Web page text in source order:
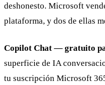
deshonesto. Microsoft
plataforma, y dos de ellas
Copilot Chat — gratuito
superficie de IA
tu suscripción Microsoft